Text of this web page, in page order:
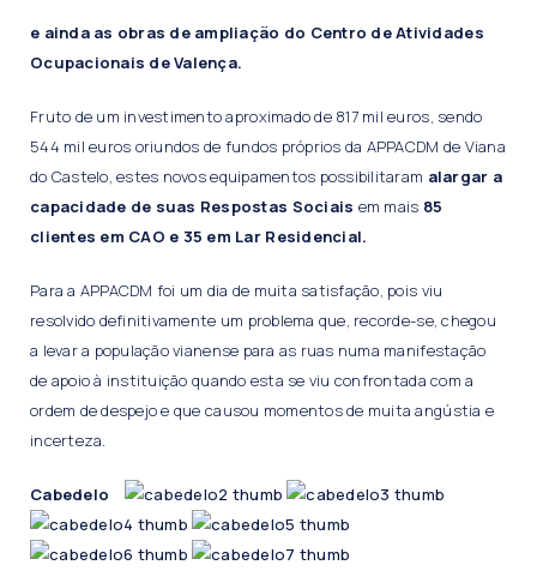
e ainda as obras de ampliação do Centro de Atividades
Ocupacionais de Valença.
Fruto de um investimento aproximado de 817 mil euros, sendo
544 mil euros oriundos de fundos próprios da APPACDM de Viana
do Castelo, estes novos equipamentos possibilitaram alargar a
capacidade de suas Respostas Sociais em mais 85
clientes em CAO e 35 em Lar Residencial.
Para a APPACDM foi um dia de muita satisfação, pois viu
resolvido definitivamente um problema que, recorde-se, chegou
a levar a população vianense para as ruas numa manifestação
de apoio à instituição quando esta se viu confrontada com a
ordem de despejo e que causou momentos de muita angústia e
incerteza.
Cabedelo